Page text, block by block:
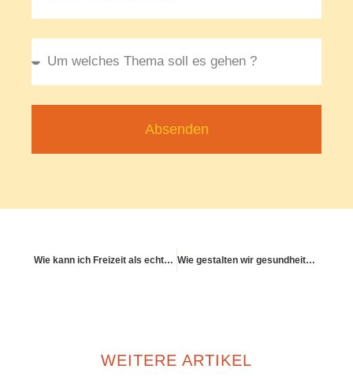
Absenden
Wie kann ich Freizeit als echte Erholung gestalten? Wie gestalten wir gesundheitsfördernde Städte & Lebensräume?
WEITERE ARTIKEL